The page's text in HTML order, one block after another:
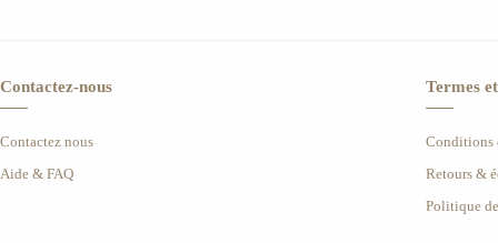
Contactez-nous
Contactez nous
Aide & FAQ
Termes
Conditions
Retours &
Politique